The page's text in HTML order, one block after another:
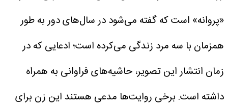
«پروانه» است که گفته می‌شود در سال‌های دور به طور
همزمان با سه مرد زندگی می‌کرده است؛ ادعایی که در
زمان انتشار این تصویر، حاشیه‌های فراوانی به همراه
داشته است. برخی روایت‌ها مدعی هستند این زن برای